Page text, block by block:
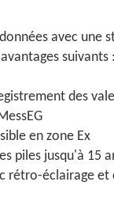
avec une
suivants :
des
en zone Ex
piles jusqu'à 15
rétro-éclairage et